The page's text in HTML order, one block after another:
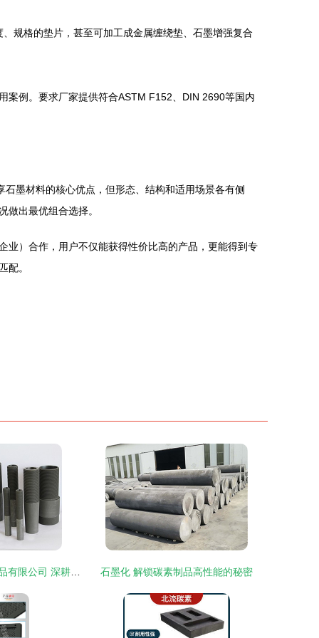
规格的垫片，甚至可加工成金属缠绕垫、石墨增强复合
案例。要求厂家提供符合ASTM F152、DIN 2690等国内
墨材料的核心优点，但形态、结构和适用场景各有侧
出最优组合选择。
业）合作，用户不仅能获得性价比高的产品，更能得到专
配。
石墨化 解锁碳素制品高性能的秘密